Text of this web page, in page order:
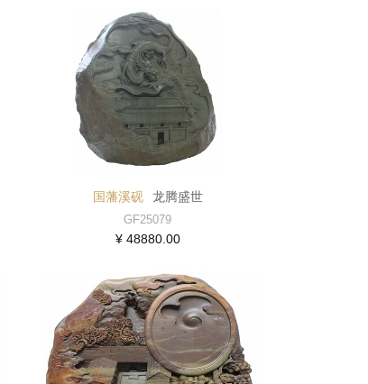
国藩溪砚 龙腾盛世
GF25079
¥ 48880.00